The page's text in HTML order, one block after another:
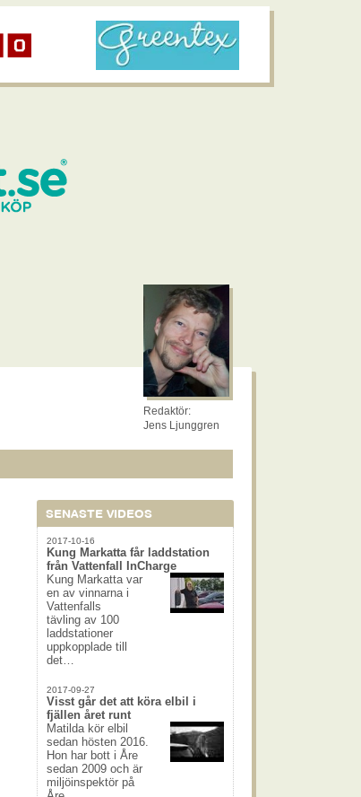
Redaktör:
Jens Ljunggren
SENASTE VIDEOS
2017-10-16
Kung Markatta får laddstation
från Vattenfall InCharge
Kung Markatta var
en av vinnarna i
Vattenfalls
tävling av 100
laddstationer
uppkopplade till
det…
2017-09-27
Visst går det att köra elbil i
fjällen året runt
Matilda kör elbil
sedan hösten 2016.
Hon har bott i Åre
sedan 2009 och är
miljöinspektör på